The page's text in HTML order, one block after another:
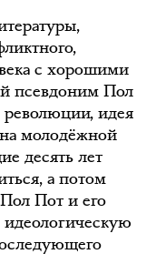
с хорошими
псевдоним Пол
революции, идея
молодёжной
десять лет
а потом
Пот и его